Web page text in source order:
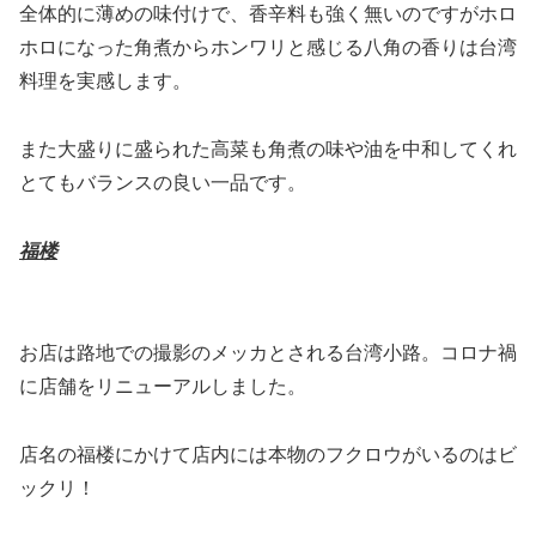
全体的に薄めの味付けで、香辛料も強く無いのですがホロ
ホロになった角煮からホンワリと感じる八角の香りは台湾
料理を実感します。
また大盛りに盛られた高菜も角煮の味や油を中和してくれ
とてもバランスの良い一品です。
福楼
お店は路地での撮影のメッカとされる台湾小路。コロナ禍
に店舗をリニューアルしました。
店名の福楼にかけて店内には本物のフクロウがいるのはビ
ックリ！